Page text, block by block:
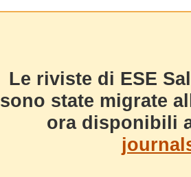
Le riviste di ESE
sono state migrate
ora disponibili